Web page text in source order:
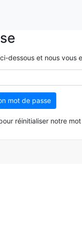
dessous et nous vous
mot de passe
réinitialiser notre